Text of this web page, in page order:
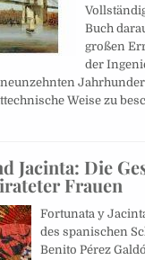
Buch
großen
der
Weise zu
Jacinta: Die
Frauen
Fortunata y
des spanischen
Benito Pérez